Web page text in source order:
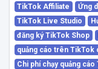
TikTok Affiliate
Ứng
TikTok Live Studio
đăng ký TikTok Shop
quảng cáo trên TikTok
Chi phí chạy quảng cáo